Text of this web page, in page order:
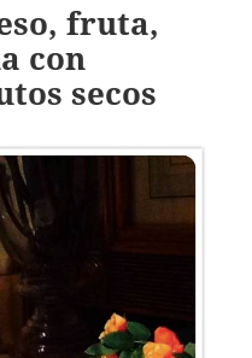
fruta,
con
secos